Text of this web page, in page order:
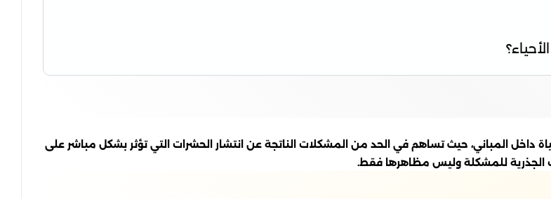
داخل المباني، حيث تساهم في الحد من المشكلات الناتجة عن انتشار الحشرات التي تؤثر بشكل مباشر على
الجذرية للمشكلة وليس مظاهرها فقط.